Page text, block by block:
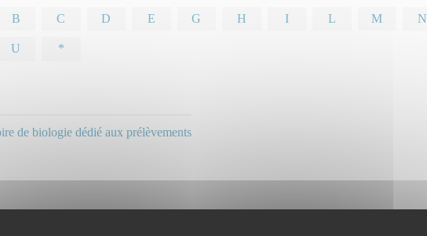
B C D E G H I L M N
U *
de biologie dédié aux prélèvements